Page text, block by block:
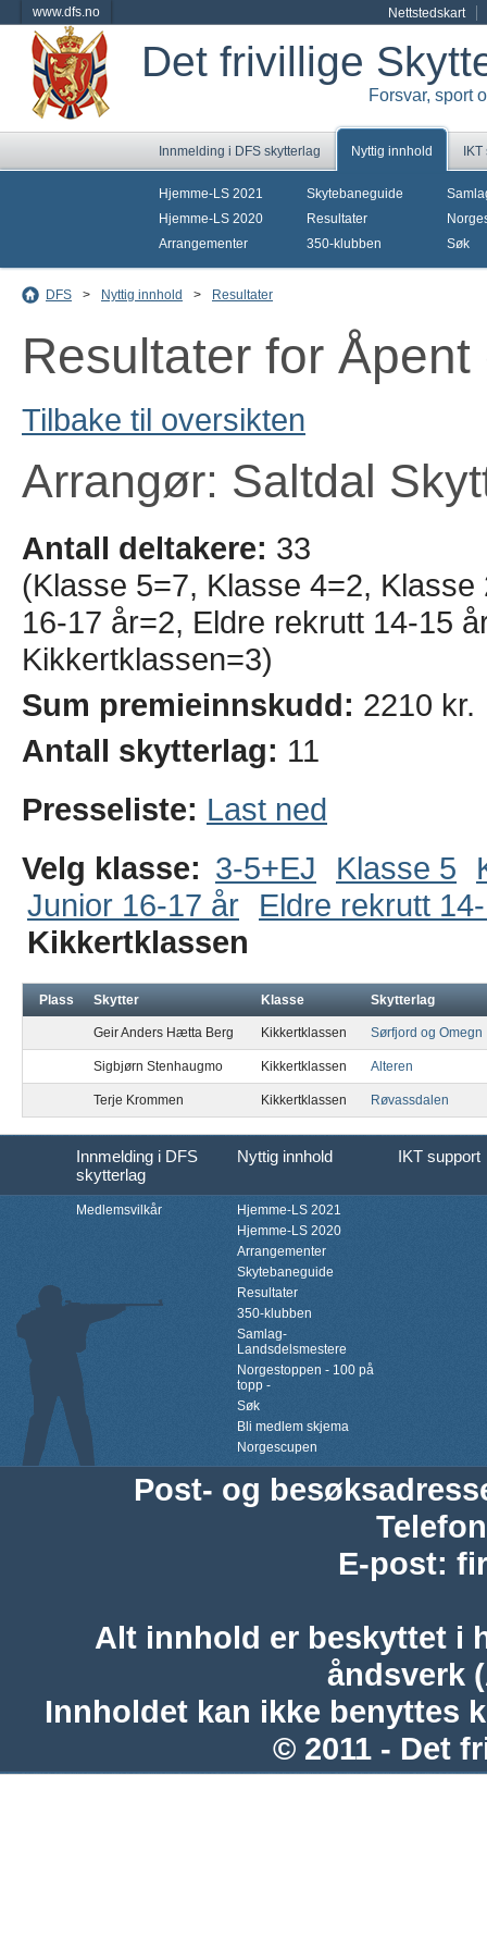
www.dfs.no Nettstedskart
Det frivillige
Forsvar, sport
Innmelding i DFS skytterlag Nyttig innhold
Hjemme-LS 2021
Hjemme-LS 2020
Arrangementer
Skytebaneguide
Resultater
350-klubben
Søk
DFS > Nyttig innhold > Resultater
Resultater for
Tilbake til oversikten
Arrangør: Saltdal
Antall deltakere: 33
(Klasse 5=7, Klasse 4=2,
16-17 år=2, Eldre rekrutt 14-15
Kikkertklassen=3)
Sum premieinnskudd: 2210 kr.
Antall skytterlag: 11
Presseliste: Last ned
Velg klasse: 3-5+EJ Klasse 5
Junior 16-17 år
Eldre rekrutt
Kikkertklassen
Plass Skytter Klasse Skytterlag
Geir Anders Hætta Berg Kikkertklassen Sørfjord og Omegn
Sigbjørn Stenhaugmo Kikkertklassen Alteren
Terje Krommen Kikkertklassen Røvassdalen
Innmelding i DFS
skytterlag
Nyttig innhold IKT support
Medlemsvilkår
Hjemme-LS 2021
Hjemme-LS 2020
Arrangementer
Skytebaneguide
Resultater
350-klubben
Samlag-
Landsdelsmestere
Norgestoppen - 100 på
topp -
Søk
Bli medlem skjema
Norgescupen
Post- og
Telefon
E-post:
Alt innhold er beskyttet i
åndsverk
Innholdet kan ikke benyttes
© 2011 - Det